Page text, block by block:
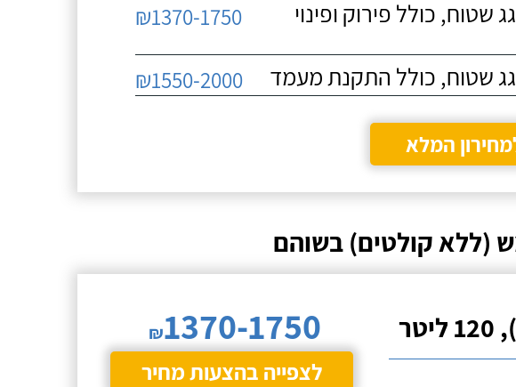
ליטר, על גג שטוח, כולל פירוק ופינוי
₪1370-1750
₪1550-2000
המלא
(ללא קולטים) בשוהם
₪1370-1750
לצפייה בהצעות מחיר